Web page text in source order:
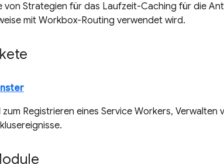
von Strategien für das Laufzeit-Caching für die
mit Workbox-Routing verwendet wird.
zum Registrieren eines Service Workers,